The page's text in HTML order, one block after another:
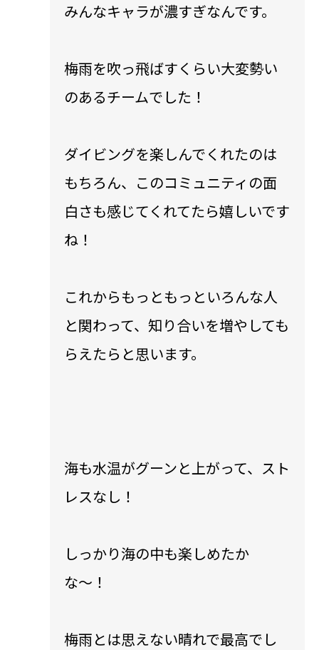
みんなキャラが濃すぎなんです。
梅雨を吹っ飛ばすくらい大変勢い
のあるチームでした！
ダイビングを楽しんでくれたのは
もちろん、このコミュニティの面
白さも感じてくれてたら嬉しいです
ね！
これからもっともっといろんな人
と関わって、知り合いを増やしても
らえたらと思います。
海も水温がグーンと上がって、スト
レスなし！
しっかり海の中も楽しめたか
な〜！
梅雨とは思えない晴れで最高でし